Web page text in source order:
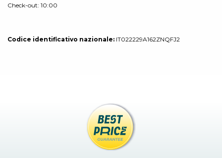
Check-out: 10:00
Codice identificativo nazionale: IT022229A162ZNQFJ2